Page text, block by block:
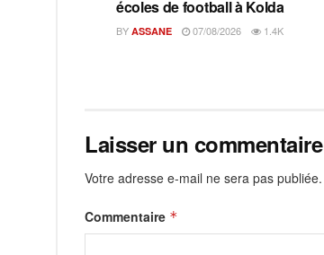
écoles de football à Kolda
BY ASSANE 07/08/2026 1.4K
Laisser un commentaire
Votre adresse e-mail ne sera pas publiée.
Commentaire *